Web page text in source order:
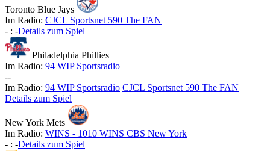
Toronto Blue Jays
Im Radio: CJCL Sportsnet 590 The FAN
- : -Details zum Spiel
Philadelphia Phillies
Im Radio: 94 WIP Sportsradio
--
Im Radio: 94 WIP Sportsradio CJCL Sportsnet 590 The FAN
Details zum Spiel
New York Mets
Im Radio: WINS - 1010 WINS CBS New York
- : -Details zum Spiel